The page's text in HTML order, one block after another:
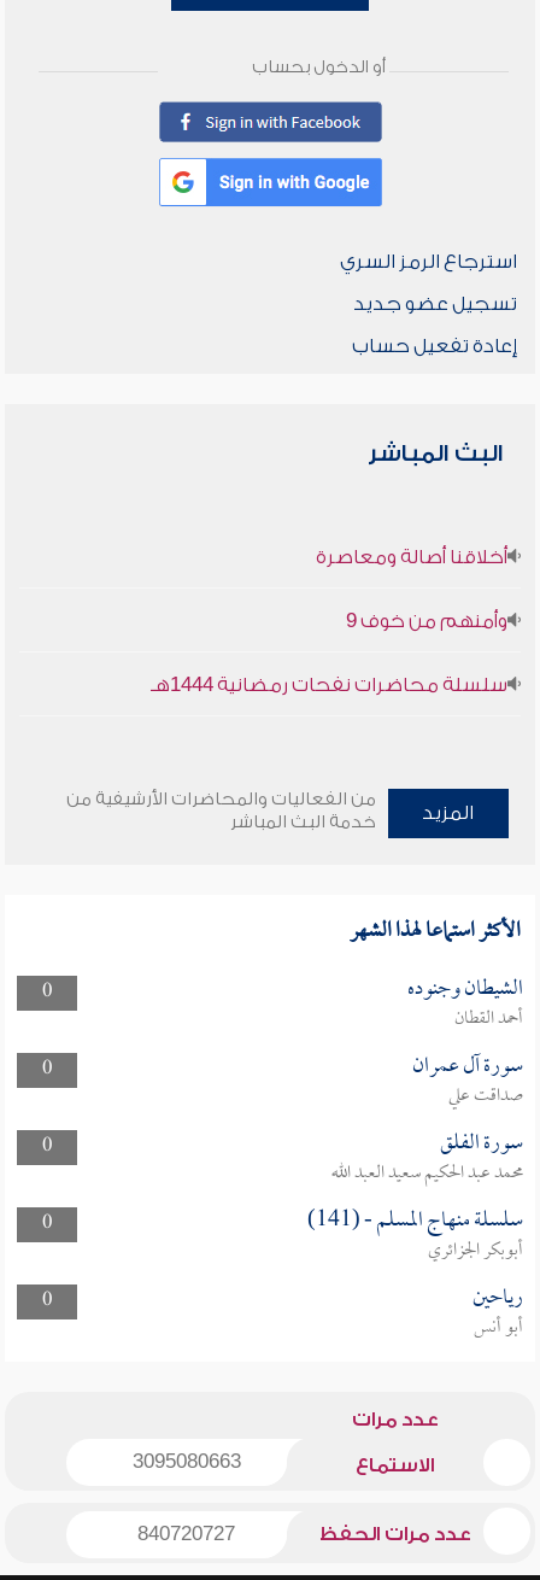
أو الدخول بحساب
استرجاع الرمز السري
تسجيل عضو جديد
إعادة تفعيل حساب
البث المباشر
أخلاقنا أصالة ومعاصرة
وأمنهم من خوف 9
سلسلة محاضرات نفحات رمضانية 1444هـ
المزيد
من الفعاليات والمحاضرات الأرشيفية من
خدمة البث المباشر
الأكثر استماعا لهذا الشهر
0 الشيطان وجنوده
أحمد القطان
0
سورة آل عمران
صداقت علي
0
سورة الفلق
محمد عبد الحكيم سعيد العبد الله
0
سلسلة منهاج المسلم - (141)
أبوبكر الجزائري
0
رياحين
أبو أنس
عدد مرات
الاستماع 3095080663
عدد مرات الحفظ 840720727